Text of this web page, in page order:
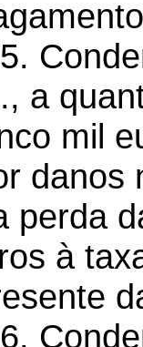
a
mil
danos
perda
à